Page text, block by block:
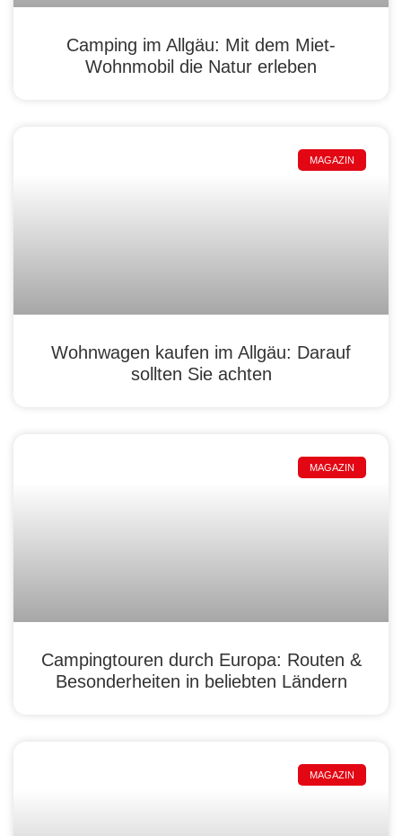
Camping im Allgäu: Mit dem Miet-
Wohnmobil die Natur erleben
MAGAZIN
Wohnwagen kaufen im Allgäu: Darauf
sollten Sie achten
MAGAZIN
Campingtouren durch Europa: Routen &
Besonderheiten in beliebten Ländern
MAGAZIN